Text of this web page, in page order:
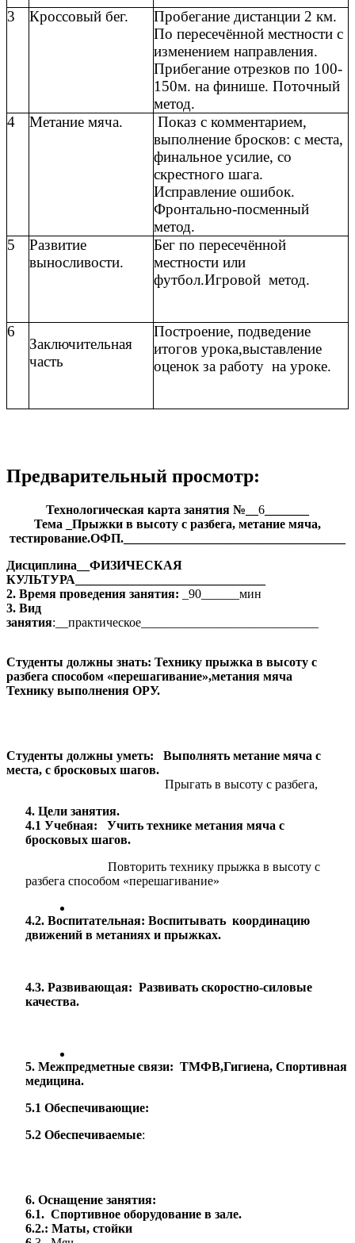
3 Кроссовый бег.
Пробегание дистанции 2 км.
По пересечённой местности с
изменением направления.
Прибегание отрезков по 100-
150м. на финише. Поточный
метод.
4
Метание мяча.
Показ с комментарием,
выполнение бросков: с места,
финальное усилие, со
скрестного шага.
Исправление ошибок.
Фронтально-посменный
метод.
5
Развитие
выносливости.
Бег по пересечённой
местности или
футбол.Игровой метод.
6
Заключительная
часть
Построение, подведение
итогов урока,выставление
оценок за работу на уроке.
Предварительный просмотр:
Технологическая карта занятия №__ 6
Тема _Прыжки в высоту с разбега, метание мяча,
тестирование.ОФП.___________________________________
Дисциплина__ФИЗИЧЕСКАЯ
КУЛЬТУРА______________________________
2. Время проведения занятия:
_90______мин
3. Вид
занятия:__практическое____________________________
Студенты должны знать: Технику прыжка в высоту с
разбега способом «перешагивание»,метания мяча
Технику выполнения ОРУ.
Студенты должны уметь: Выполнять метание мяча с
места, с бросковых шагов.
Прыгать в высоту с разбега,
4. Цели занятия.
4.1 Учебная: Учить технике метания мяча с
бросковых шагов.
Повторить технику прыжка в высоту с
разбега способом «перешагивание»
4.2. Воспитательная: Воспитывать координацию
движений в метаниях и прыжках.
4.3. Развивающая: Развивать скоростно-силовые
качества.
5. Межпредметные связи: ТМФВ,Гигиена, Спортивная
медицина.
5.1 Обеспечивающие:
5.2 Обеспечиваемые:
6. Оснащение занятия:
6.1. Спортивное оборудование в зале.
6.2.: Маты, стойки